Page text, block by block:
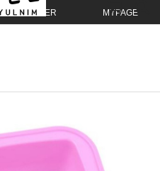
ORDER MYPAGE